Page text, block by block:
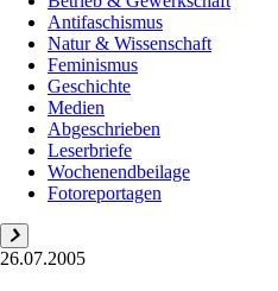
Antifaschismus
Natur & Wissenschaft
Feminismus
Geschichte
Medien
Abgeschrieben
Leserbriefe
Wochenendbeilage
Fotoreportagen
26.07.2005